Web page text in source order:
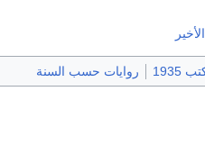
1935 روايات حسب السنة